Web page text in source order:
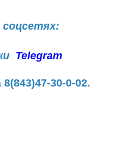
Telegram
8(843)47-30-0-02.